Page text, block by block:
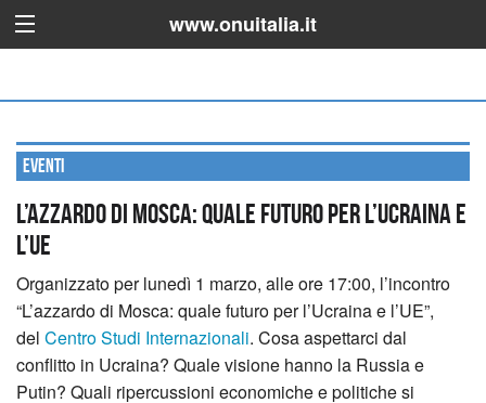
www.onuitalia.it
Eventi
L’azzardo di Mosca: quale futuro per l’Ucraina e
l’UE
Organizzato per lunedì 1 marzo, alle ore 17:00, l’incontro
“L’azzardo di Mosca: quale futuro per l’Ucraina e l’UE”,
del Centro Studi Internazionali. Cosa aspettarci dal
conflitto in Ucraina? Quale visione hanno la Russia e
Putin? Quali ripercussioni economiche e politiche si